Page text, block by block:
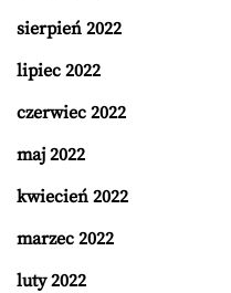
sierpień 2022
lipiec 2022
czerwiec 2022
maj 2022
kwiecień 2022
marzec 2022
luty 2022